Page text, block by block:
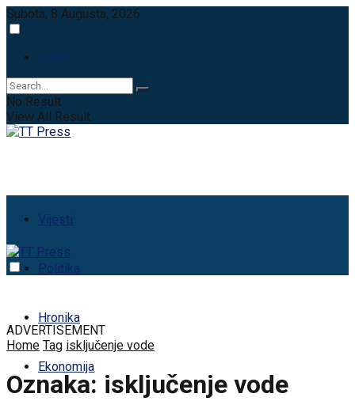
Subota, 8 Augusta, 2026
Login
No Result
View All Result
Vijesti
Politika
Hronika
Ekonomija
ADVERTISEMENT
Home Tag isključenje vode
Oznaka: isključenje vode